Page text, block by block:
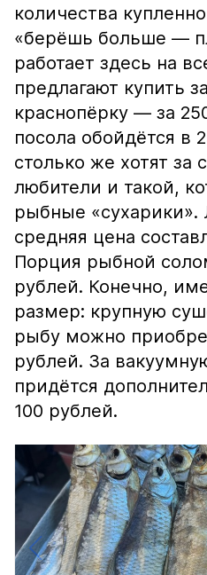
количества
«берёшь больше —
работает здесь на
предлагают купить
краснопёрку — за
посола обойдётся в
столько же хотят за
любители и такой,
рыбные «сухарики».
средняя цена
Порция рыбной
рублей. Конечно,
размер: крупную
рыбу можно
рублей. За
придётся
100 рублей.